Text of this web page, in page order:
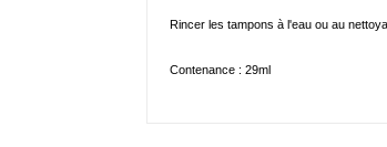
Rincer les tampons à l'eau ou au
Contenance : 29ml